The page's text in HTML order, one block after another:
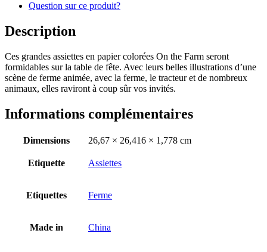
Question sur ce produit?
Description
Ces grandes assiettes en papier colorées On the Farm seront
formidables sur la table de fête. Avec leurs belles illustrations d’une
scène de ferme animée, avec la ferme, le tracteur et de nombreux
animaux, elles raviront à coup sûr vos invités.
Informations complémentaires
Dimensions 26,67 × 26,416 × 1,778 cm
Etiquette Assiettes
Etiquettes Ferme
Made in China